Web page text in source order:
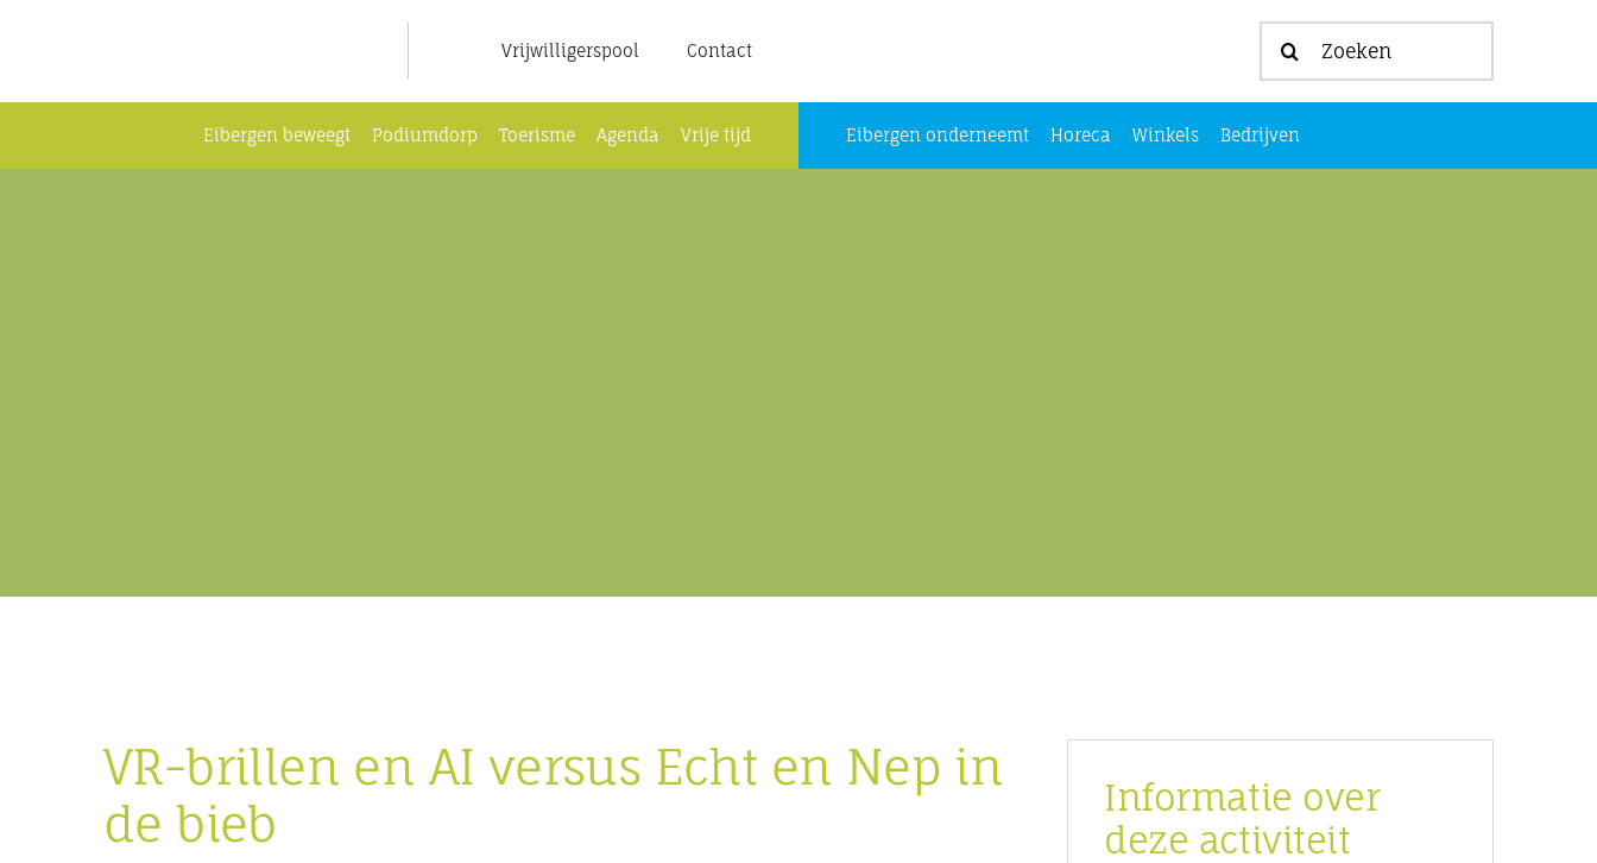
Vrijwilligerspool Contact
naar:
Eibergen beweegt Podiumdorp Toerisme Agenda Vrije tijd Eibergen onderneemt Horeca Winkels Bedrijven
VR-brillen en AI versus Echt en Nep in
de bieb
Informatie over
deze activiteit